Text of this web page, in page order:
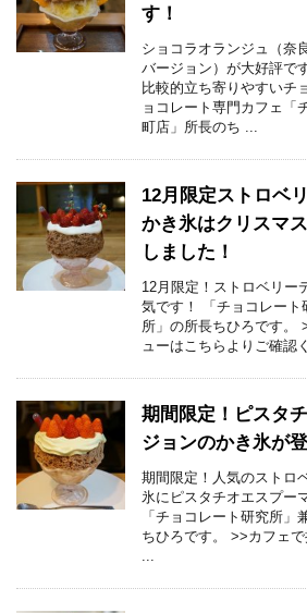
す！
ショコラオランジュ（奈
バージョン）が大好評で
比較的立ち寄りやすいチ
ョコレート専門カフェ「
町店」所長のち ...
12月限定ストロベ
かき氷はクリスマ
しました！
12月限定！ストロベリー
気です！ 「チョコレー
所」の所長ちひろです。
ューはこちらよりご確認
期間限定！ピスタ
ジョンのかき氷が
期間限定！人気のストロ
氷にピスタチオエスプー
「チョコレート研究所
ちひろです。 >>カフェ
...